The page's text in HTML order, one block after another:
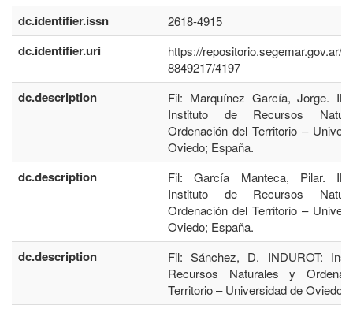
dc.identifier.issn 2618-4915
dc.identifier.uri
https://repositorio.segemar.gov.ar/
8849217/4197
dc.description
Fil: Marquínez García, Jorge.
Instituto de Recursos
Ordenación del Territorio –
Oviedo; España.
dc.description
Fil: García Manteca, Pilar.
Instituto de Recursos
Ordenación del Territorio –
Oviedo; España.
dc.description
Fil: Sánchez, D. INDUROT:
Recursos Naturales y
Territorio – Universidad de Oviedo;